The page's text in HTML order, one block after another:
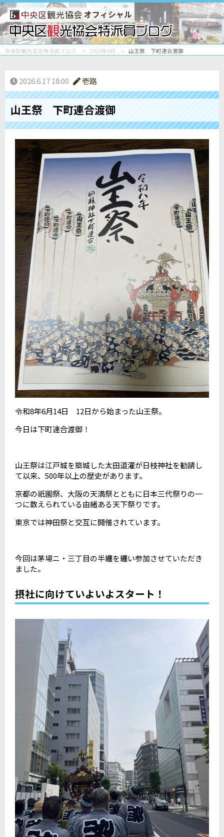
オフィシャル
中央区観光協会特派員ブログ 2026年6月 山王祭 下町連合渡御
2026.6.17 18:00 壱路
山王祭 下町連合渡御
令和8年6月14日 12日から始まった山王祭。
今日は下町連合渡御！
山王祭は江戸城を築城した太田道灌が日枝神社を勧請し
て以来、500年以上の歴史があります。
京都の祇園祭、大阪の天満祭とともに日本三代祭りの一
つに数えられている由緒ある天下祭りです。
東京では神田祭と交互に開催されています。
今回は茅場ニ・三丁目の半纏を纏い参加させていただき
ました。
摂社に向けていよいよスタート！